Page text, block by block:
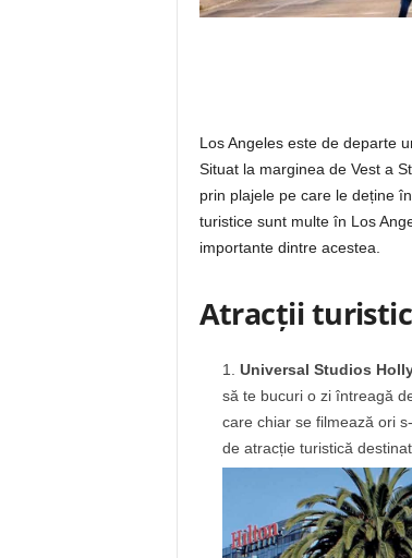
Los Angeles este de departe
Situat la marginea de Vest a
prin plajele pe care le deține
turistice sunt multe în Los
importante dintre acestea.
Atracții
Universal Studios
să te bucuri o zi întreagă
care chiar se filmează ori
de atracție turistică